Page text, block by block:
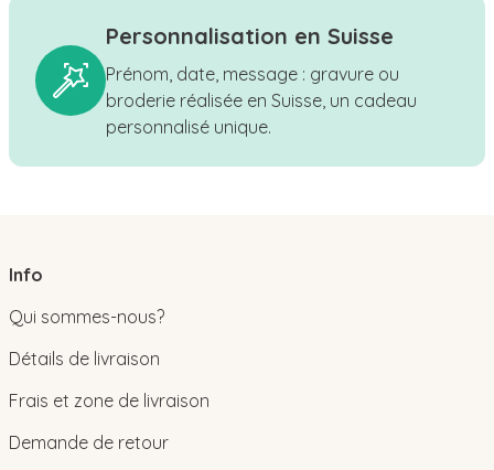
Personnalisation en Suisse
Prénom, date, message : gravure ou
broderie réalisée en Suisse, un cadeau
personnalisé unique.
Info
Qui sommes-nous?
Détails de livraison
Frais et zone de livraison
Demande de retour